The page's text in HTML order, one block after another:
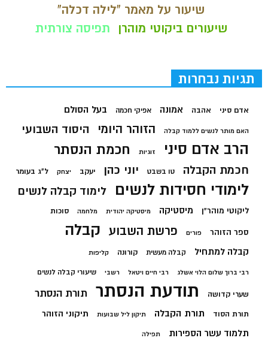
שיעור על מאמר "לילה דכלה"
שיעורים ביקוטי מוהרן
תפיסה צורתית
תגיות נבחרות
אדם סיני אהבה אמונה אפיקי חכמה בעל הסולם
האם מותר לנשים ללמוד קבלה הזוהר היומי היסוד השבועי
הרב אדם סיני זוגיות חכמת הנסתר
חכמת הקבלה טו בשבט יוני כהן יעקב יצחק ל"ג בעומר
לימודי חסידות לנשים לימוד קבלה לנשים
ליקוטי מוהר"ן מיסטיקה מיסטיקה יהודית מלחמה סוכות
ספר הזוהר פורים פרשת השבוע קבלה
קבלה למתחיל קבלה מעשית קורונה קליפות
רבי ברוך שלום הלוי אשלג רבי חיים ויטאל רשבי שיעורי קבלה לנשים
שערי קדושה תודעת הנסתר תורת הנסתר
תורת הסוד תורת הקבלה תיקון ליל שבועות תיקוני הזוהר
תלמוד עשר הספירות תפילה